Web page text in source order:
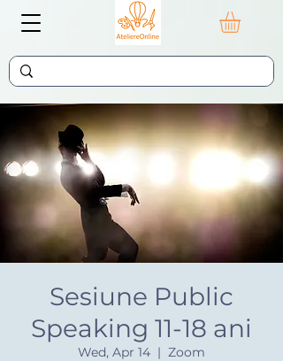
Sesiune Public
Speaking 11-18 ani
Wed, Apr 14
  |
Zoom